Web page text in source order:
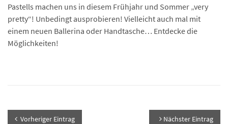
Pastells machen uns in diesem Frühjahr und Sommer „very
pretty“! Unbedingt ausprobieren! Vielleicht auch mal mit
einem neuen Ballerina oder Handtasche… Entdecke die
Möglichkeiten!
Vorheriger Eintrag Nächster Eintrag